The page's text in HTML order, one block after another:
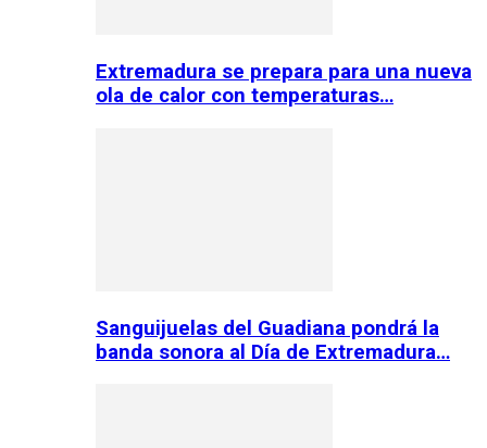
Extremadura se prepara para una nueva
ola de calor con temperaturas…
Sanguijuelas del Guadiana pondrá la
banda sonora al Día de Extremadura…